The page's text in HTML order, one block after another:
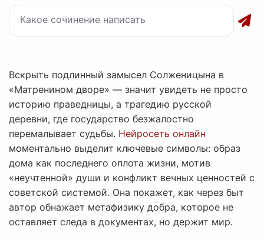
Вскрыть подлинный замысел Солженицына в
«Матренином дворе» — значит увидеть не просто
историю праведницы, а трагедию русской
деревни, где государство безжалостно
перемалывает судьбы. Нейросеть онлайн
моментально выделит ключевые символы: образ
дома как последнего оплота жизни, мотив
«неучтенной» души и конфликт вечных ценностей с
советской системой. Она покажет, как через быт
автор обнажает метафизику добра, которое не
оставляет следа в документах, но держит мир.